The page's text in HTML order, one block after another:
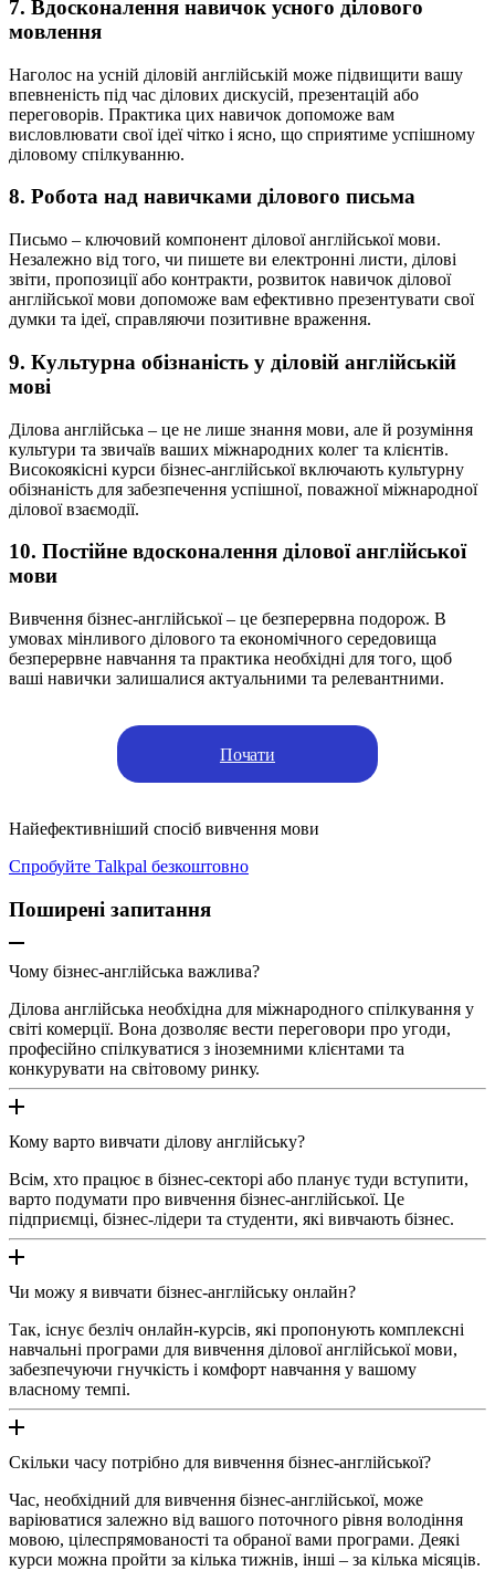
7. Вдосконалення навичок усного ділового
мовлення
Наголос на усній діловій англійській може підвищити вашу
впевненість під час ділових дискусій, презентацій або
переговорів. Практика цих навичок допоможе вам
висловлювати свої ідеї чітко і ясно, що сприятиме успішному
діловому спілкуванню.
8. Робота над навичками ділового письма
Письмо – ключовий компонент ділової англійської мови.
Незалежно від того, чи пишете ви електронні листи, ділові
звіти, пропозиції або контракти, розвиток навичок ділової
англійської мови допоможе вам ефективно презентувати свої
думки та ідеї, справляючи позитивне враження.
9. Культурна обізнаність у діловій англійській
мові
Ділова англійська – це не лише знання мови, але й розуміння
культури та звичаїв ваших міжнародних колег та клієнтів.
Високоякісні курси бізнес-англійської включають культурну
обізнаність для забезпечення успішної, поважної міжнародної
ділової взаємодії.
10. Постійне вдосконалення ділової англійської
мови
Вивчення бізнес-англійської – це безперервна подорож. В
умовах мінливого ділового та економічного середовища
безперервне навчання та практика необхідні для того, щоб
ваші навички залишалися актуальними та релевантними.
Почати
Найефективніший спосіб вивчення мови
Спробуйте Talkpal безкоштовно
Поширені запитання
Чому бізнес-англійська важлива?
Ділова англійська необхідна для міжнародного спілкування у
світі комерції. Вона дозволяє вести переговори про угоди,
професійно спілкуватися з іноземними клієнтами та
конкурувати на світовому ринку.
Кому варто вивчати ділову англійську?
Всім, хто працює в бізнес-секторі або планує туди вступити,
варто подумати про вивчення бізнес-англійської. Це
підприємці, бізнес-лідери та студенти, які вивчають бізнес.
Чи можу я вивчати бізнес-англійську онлайн?
Так, існує безліч онлайн-курсів, які пропонують комплексні
навчальні програми для вивчення ділової англійської мови,
забезпечуючи гнучкість і комфорт навчання у вашому
власному темпі.
Скільки часу потрібно для вивчення бізнес-англійської?
Час, необхідний для вивчення бізнес-англійської, може
варіюватися залежно від вашого поточного рівня володіння
мовою, цілеспрямованості та обраної вами програми. Деякі
курси можна пройти за кілька тижнів, інші – за кілька місяців.